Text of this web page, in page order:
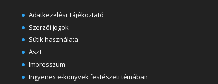
Adatkezelési Tájékoztató
Szerzői jogok
Sütik használata
Ászf
Impresszum
Ingyenes e-könyvek festészeti témában